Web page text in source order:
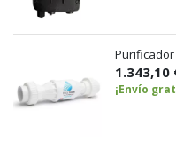
Purificador
1.343,10
¡Envío